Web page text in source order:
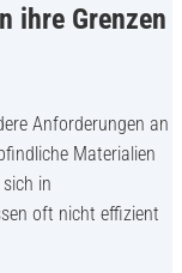
ihre Grenzen
Anforderungen an
Materialien
in
oft nicht effizient